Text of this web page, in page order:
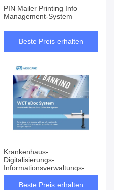
PIN Mailer Printing Info
Management-System
Beste Preis erhalten
Krankenhaus-
Digitalisierungs-
Informationsverwaltungs-
System, Krankenhaus-
Informationsverwaltungs-
Beste Preis erhalten